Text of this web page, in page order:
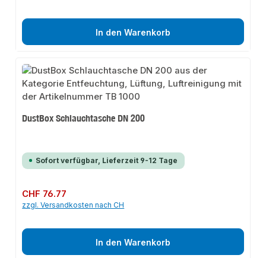
In den Warenkorb
DustBox Schlauchtasche DN 200
Sofort verfügbar, Lieferzeit 9-12 Tage
Regulärer Preis:
CHF 76.77
zzgl. Versandkosten nach CH
In den Warenkorb